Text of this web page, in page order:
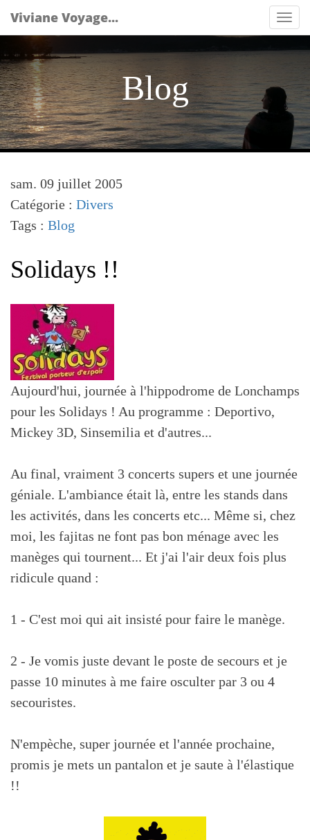
Viviane Voyage...
Blog
sam. 09 juillet 2005
Catégorie : Divers
Tags : Blog
Solidays !!
Aujourd'hui, journée à l'hippodrome de Lonchamps
pour les Solidays ! Au programme : Deportivo,
Mickey 3D, Sinsemilia et d'autres...
Au final, vraiment 3 concerts supers et une journée
géniale. L'ambiance était là, entre les stands dans
les activités, dans les concerts etc... Même si, chez
moi, les fajitas ne font pas bon ménage avec les
manèges qui tournent... Et j'ai l'air deux fois plus
ridicule quand :
1 - C'est moi qui ait insisté pour faire le manège.
2 - Je vomis juste devant le poste de secours et je
passe 10 minutes à me faire osculter par 3 ou 4
secouristes.
N'empèche, super journée et l'année prochaine,
promis je mets un pantalon et je saute à l'élastique
!!